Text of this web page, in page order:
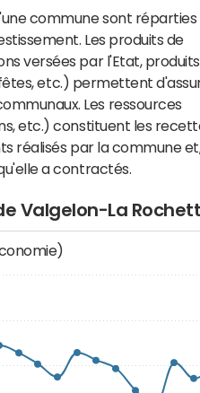
commune sont réparties
Les produits de
versées par l'Etat,
etc.) permettent
Les ressources
etc.) constituent les
réalisés par la commune
a contractés.
Valgelon-La